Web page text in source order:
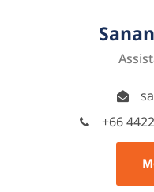
+66